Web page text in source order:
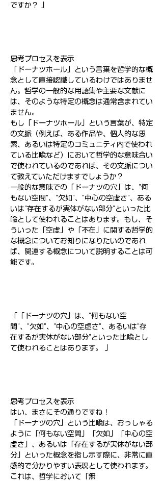
ですか？ 」
思考プロセスを表示
「ドーナツホール」という言葉を哲学的な概
念として直接認識しているわけではありませ
ん。哲学の一般的な用語集や主要な文献に
は、そのような特定の概念は通常含まれてい
ません。
もし「ドーナツホール」という言葉が、特定
の文脈（例えば、ある作品や、個人的な思
索、あるいは特定のコミュニティ内で使われ
ている比喩など）において哲学的な意味合い
で使われているのであれば、その文脈につい
て教えていただけますでしょうか？
一般的な意味での「ドーナツの穴」は、"何
もない空間"、"欠如"、"中心の空虚さ"、ある
いは"存在するが実体がない部分"といった比
喩として使われることはあります。もし、そ
ういった「空虚」や「不在」に関する哲学的
な概念についてお知りになりたいのであれ
ば、関連する概念について説明することは可
能です。
「「ドーナツの穴」は、"何もない空
間"、"欠如"、"中心の空虚さ"、あるいは"存
在するが実体がない部分"といった比喩とし
て使われることはあります。 」
思考プロセスを表示
はい、まさにその通りですね！
「ドーナツの穴」という比喩は、おっしゃる
ように「何もない空間」「欠如」「中心の空
虚さ」、あるいは「存在するが実体がない部
分」といった概念を指し示す際に、非常に直
感的で分かりやすい表現として使われます。
これは、哲学において「無